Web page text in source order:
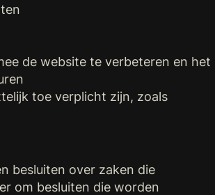
de website te verbeteren en het
toe verplicht zijn, zoals
besluiten over zaken die
om besluiten die worden